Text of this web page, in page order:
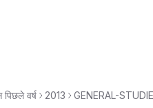
पिछले वर्ष 2013 GENERAL-